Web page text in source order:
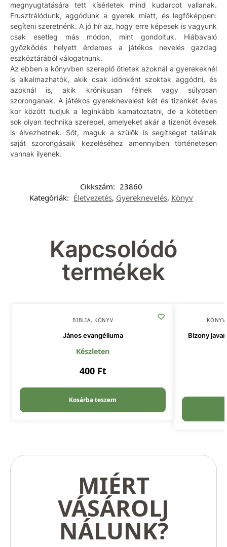
megnyugtatására tett kísérletek mind kudarcot vallanak.
Frusztrálódunk, aggódunk a gyerek miatt, és legfőképpen:
segíteni szeretnénk. A jó hír az, hogy erre képesek is vagyunk
csak esetleg más módon, mint gondoltuk. Hiábavaló
győzködés helyett érdemes a játékos nevelés gazdag
eszköztárából válogatnunk.
Az ebben a könyvben szereplő ötletek azoknál a gyerekeknél
is alkalmazhatók, akik csak időnként szoktak aggódni, és
azoknál is, akik krónikusan félnek vagy súlyosan
szoronganak. A játékos gyereknevelést két és tizenkét éves
kor között tudjuk a leginkább kamatoztatni, de a kötetben
sok olyan technika szerepel, amelyeket akár a tizenöt évesek
is élvezhetnek. Sőt, maguk a szülők is segítséget találnak
saját szorongásaik kezeléséhez amennyiben történetesen
vannak ilyenek.
Cikkszám: 23860
Kategóriák: Életvezetés, Gyereknevelés, Könyv
Kapcsolódó
termékek
BIBLIA, KÖNYV
János evangéliuma
Készleten
400 Ft
Kosárba teszem
KÖNYV
Bizony
MIÉRT
VÁSÁROLJ
NÁLUNK?